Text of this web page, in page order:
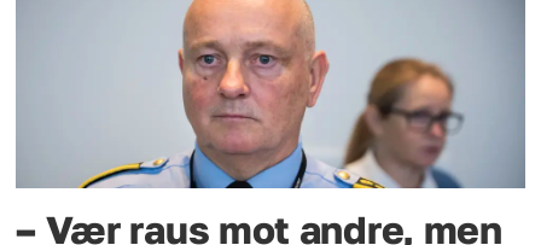
– Vær raus mot andre, men